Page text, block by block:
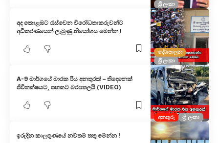
ශ්‍රී ලංකා
දේශපාලන
ශ්‍රී ලංකා
අද කොළඹට රැස්වෙන විරෝධතාකරුවන්ට
අධිකරණයෙන් ලැබුණු නියෝගය මෙන්න !
අනතුරු ශ්‍රී ලංකා
A-9 මාර්ගයේ මාරක රිය අනතුරක් – තිදෙනෙක්
ජිවිතක්ෂයට, පහකට බරපතලයි (VIDEO)
ඉරුදින කාලගුණයේ නවතම තතු මෙන්න !